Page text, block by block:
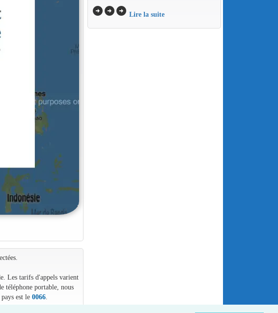
Les tarifs d'appels varient
téléphone portable, nous
est le 0066.
arrow_circle_rightarrow_circle_rightarrow_circle_right Lire la suite